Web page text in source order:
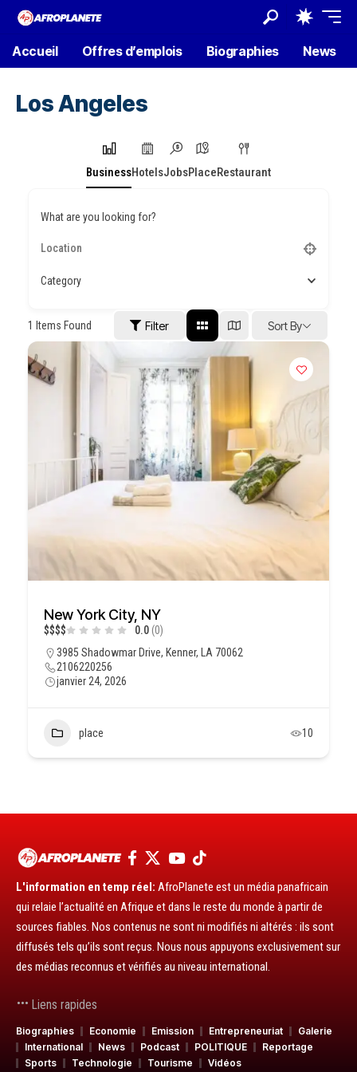
Accueil Offres d’emplois Biographies News
Los Angeles
BusinessHotelsJobsPlaceRestaurant
What are you looking for?
Category
1 Items Found Filter Sort By
New York City, NY
$$$$ 0.0 (0)
3985 Shadowmar Drive, Kenner, LA 70062
2106220256
janvier 24, 2026
place 10
L'information en temp réel: AfroPlanete est un média panafricain
qui relaie l’actualité en Afrique et dans le reste du monde à partir de
sources fiables. Nos contenus ne sont ni modifiés ni altérés : ils sont
diffusés tels qu’ils sont reçus. Nous nous appuyons exclusivement sur
des médias reconnus et vérifiés au niveau international.
Liens rapides
Biographies Economie Emission Entrepreneuriat
Galerie
International
News Podcast POLITIQUE
Reportage
Sports
Technologie Tourisme Vidéos